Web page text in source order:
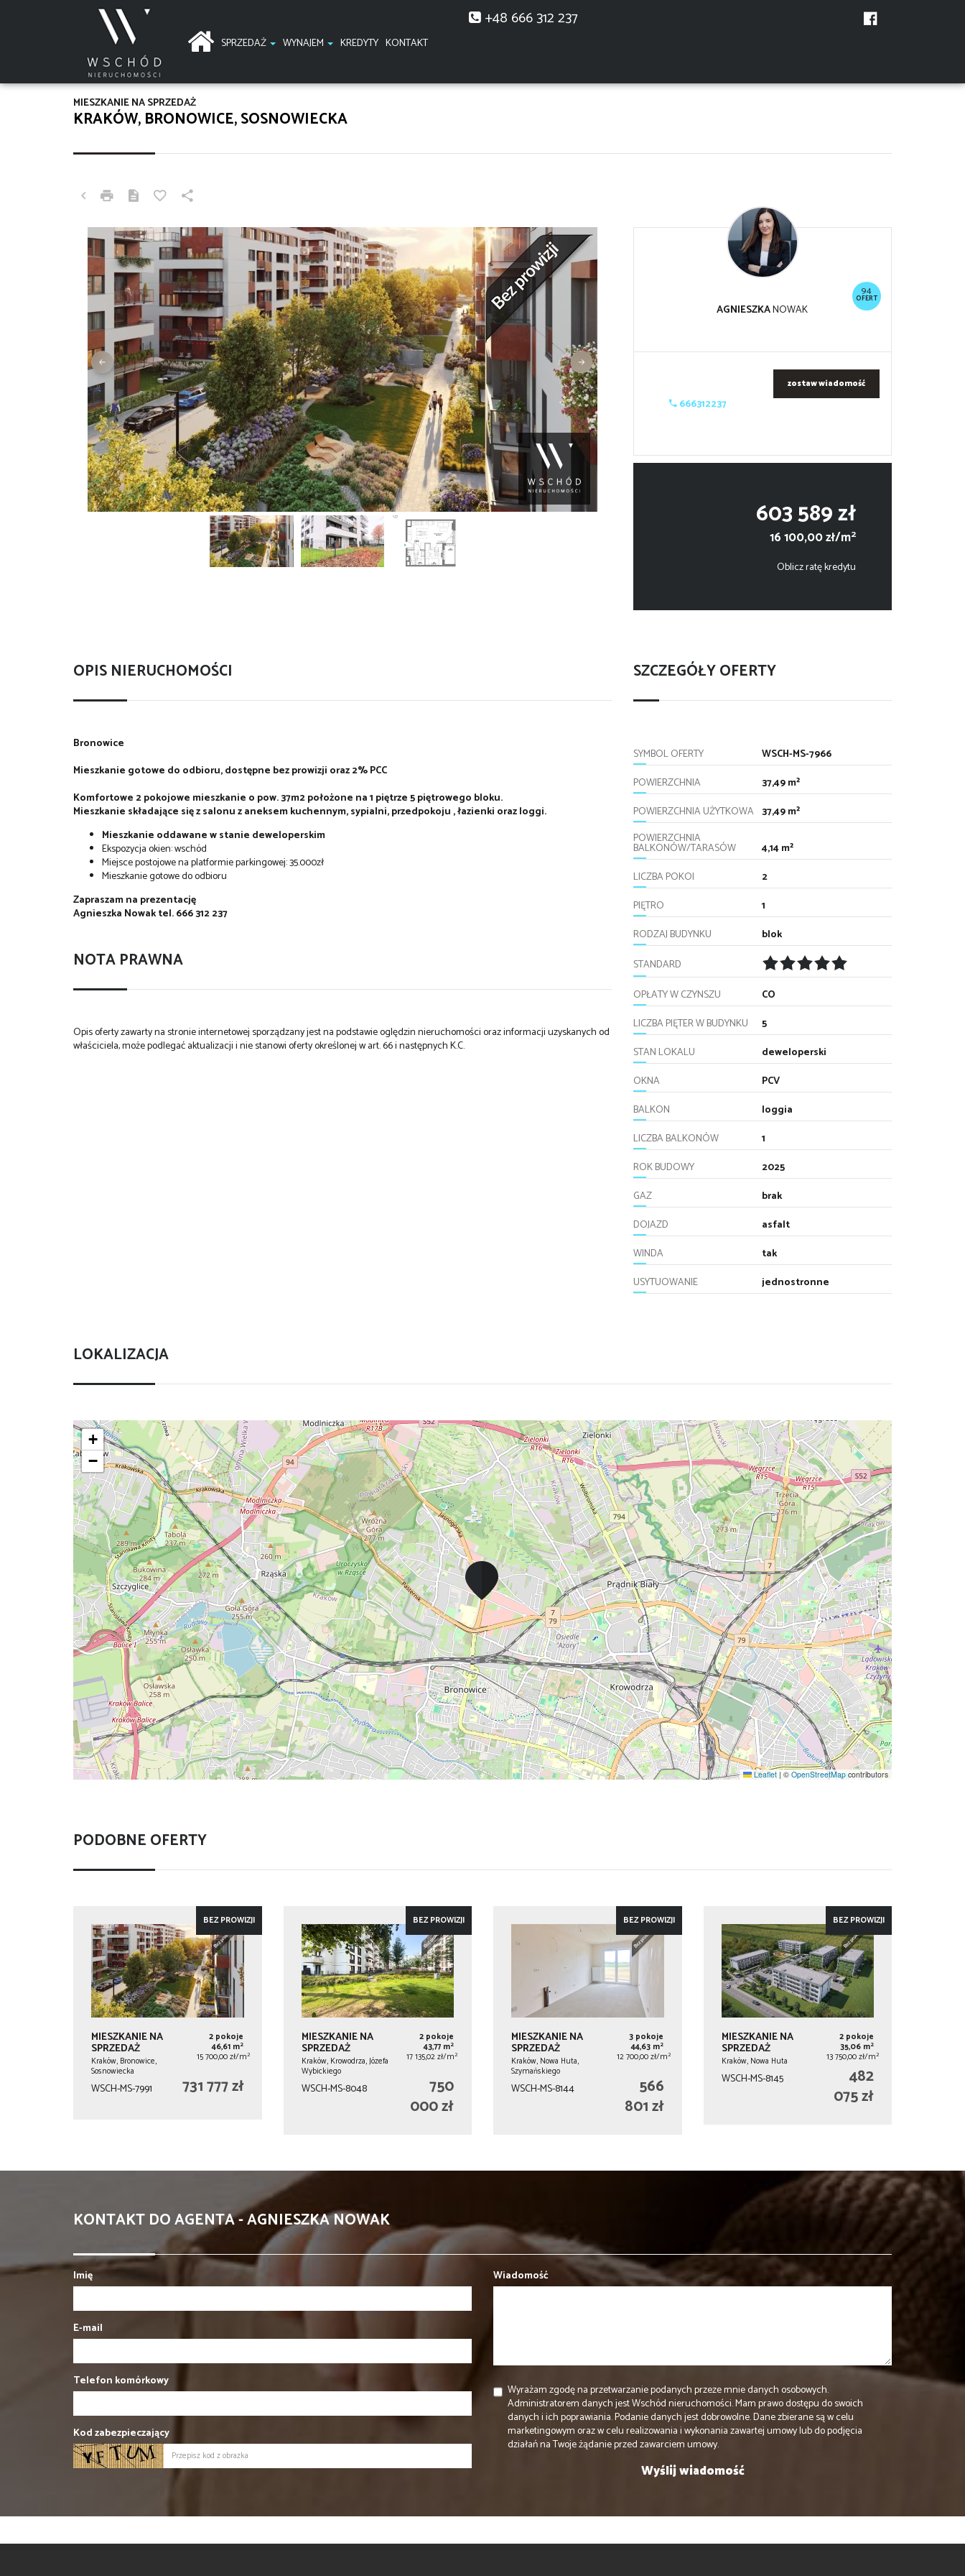
SPRZEDAŻ WYNAJEM KREDYTY KONTAKT
+48 666 312 237
KRAKÓW, BRONOWICE, SOSNOWIECKA
MIESZKANIE NA SPRZEDAŻ
94
OFERT
AGNIESZKANOWAK
666312237
zostaw wiadomość
603 589 zł
16 100,00 zł/m2
Oblicz ratę kredytu
OPIS NIERUCHOMOŚCI
Bronowice
Mieszkanie gotowe do odbioru, dostępne bez prowizji oraz 2% PCC
Komfortowe 2 pokojowe mieszkanie o pow. 37m2 położone na 1 piętrze 5 piętrowego bloku.
Mieszkanie składające się z salonu z aneksem kuchennym, sypialni, przedpokoju , łazienki oraz loggi.
Mieszkanie oddawane w stanie deweloperskim
Ekspozycja okien: wschód
Miejsce postojowe na platformie parkingowej: 35.000zł
Mieszkanie gotowe do odbioru
Zapraszam na prezentację
Agnieszka Nowak tel. 666 312 237
NOTA PRAWNA
Opis oferty zawarty na stronie internetowej sporządzany jest na podstawie oględzin nieruchomości oraz informacji uzyskanych od
właściciela, może podlegać aktualizacji i nie stanowi oferty określonej w art. 66 i następnych K.C.
SZCZEGÓŁY OFERTY
SYMBOL OFERTY
WSCH-MS-7966
POWIERZCHNIA
37,49 m²
POWIERZCHNIA UŻYTKOWA 37,49 m²
POWIERZCHNIA
BALKONÓW/TARASÓW
4,14 m²
LICZBA POKOI
2
PIĘTRO
1
RODZAJ BUDYNKU
blok
STANDARD
OPŁATY W CZYNSZU
CO
LICZBA PIĘTER W BUDYNKU
5
STAN LOKALU
deweloperski
OKNA
PCV
BALKON
loggia
LICZBA BALKONÓW
1
ROK BUDOWY
2025
GAZ
brak
DOJAZD
asfalt
WINDA
tak
USYTUOWANIE
jednostronne
LOKALIZACJA
+
−
Leaflet | © OpenStreetMap contributors
PODOBNE OFERTY
BEZ PROWIZJI
MIESZKANIE NA
SPRZEDAŻ
Kraków, Bronowice,
Sosnowiecka
2 pokoje
46,61 m2
15 700,00 zł/m2
WSCH-MS-7991 731 777 zł
BEZ PROWIZJI
MIESZKANIE NA
SPRZEDAŻ
Kraków, Krowodrza, Józefa
Wybickiego
2 pokoje
43,77 m2
17 135,02 zł/m2
WSCH-MS-8048
750
000 zł
BEZ PROWIZJI
MIESZKANIE NA
SPRZEDAŻ
Kraków, Nowa Huta,
Szymańskiego
3 pokoje
44,63 m2
12 700,00 zł/m2
WSCH-MS-8144
566
801 zł
BEZ PROWIZJI
MIESZKANIE NA
SPRZEDAŻ
Kraków, Nowa Huta
2 pokoje
35,06 m2
13 750,00 zł/m2
WSCH-MS-8145
482
075 zł
KONTAKT DO AGENTA - AGNIESZKA NOWAK
Imię
E-mail
Telefon komórkowy
Kod zabezpieczający
Wiadomość
Wyrażam zgodę na przetwarzanie podanych przeze mnie danych osobowych.
Administratorem danych jest Wschód nieruchomości. Mam prawo dostępu do swoich
danych i ich poprawiania. Podanie danych jest dobrowolne. Dane zbierane są w celu
marketingowym oraz w celu realizowania i wykonania zawartej umowy lub do podjęcia
działań na Twoje żądanie przed zawarciem umowy.